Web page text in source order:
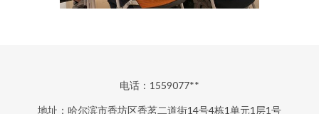
电话：1559077**
地址：哈尔滨市香坊区香茗二道街14号4栋1单元1层1号